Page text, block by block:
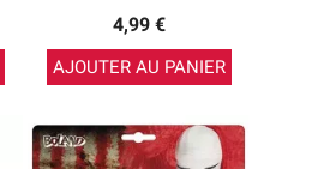
4,99 €
AJOUTER AU PANIER